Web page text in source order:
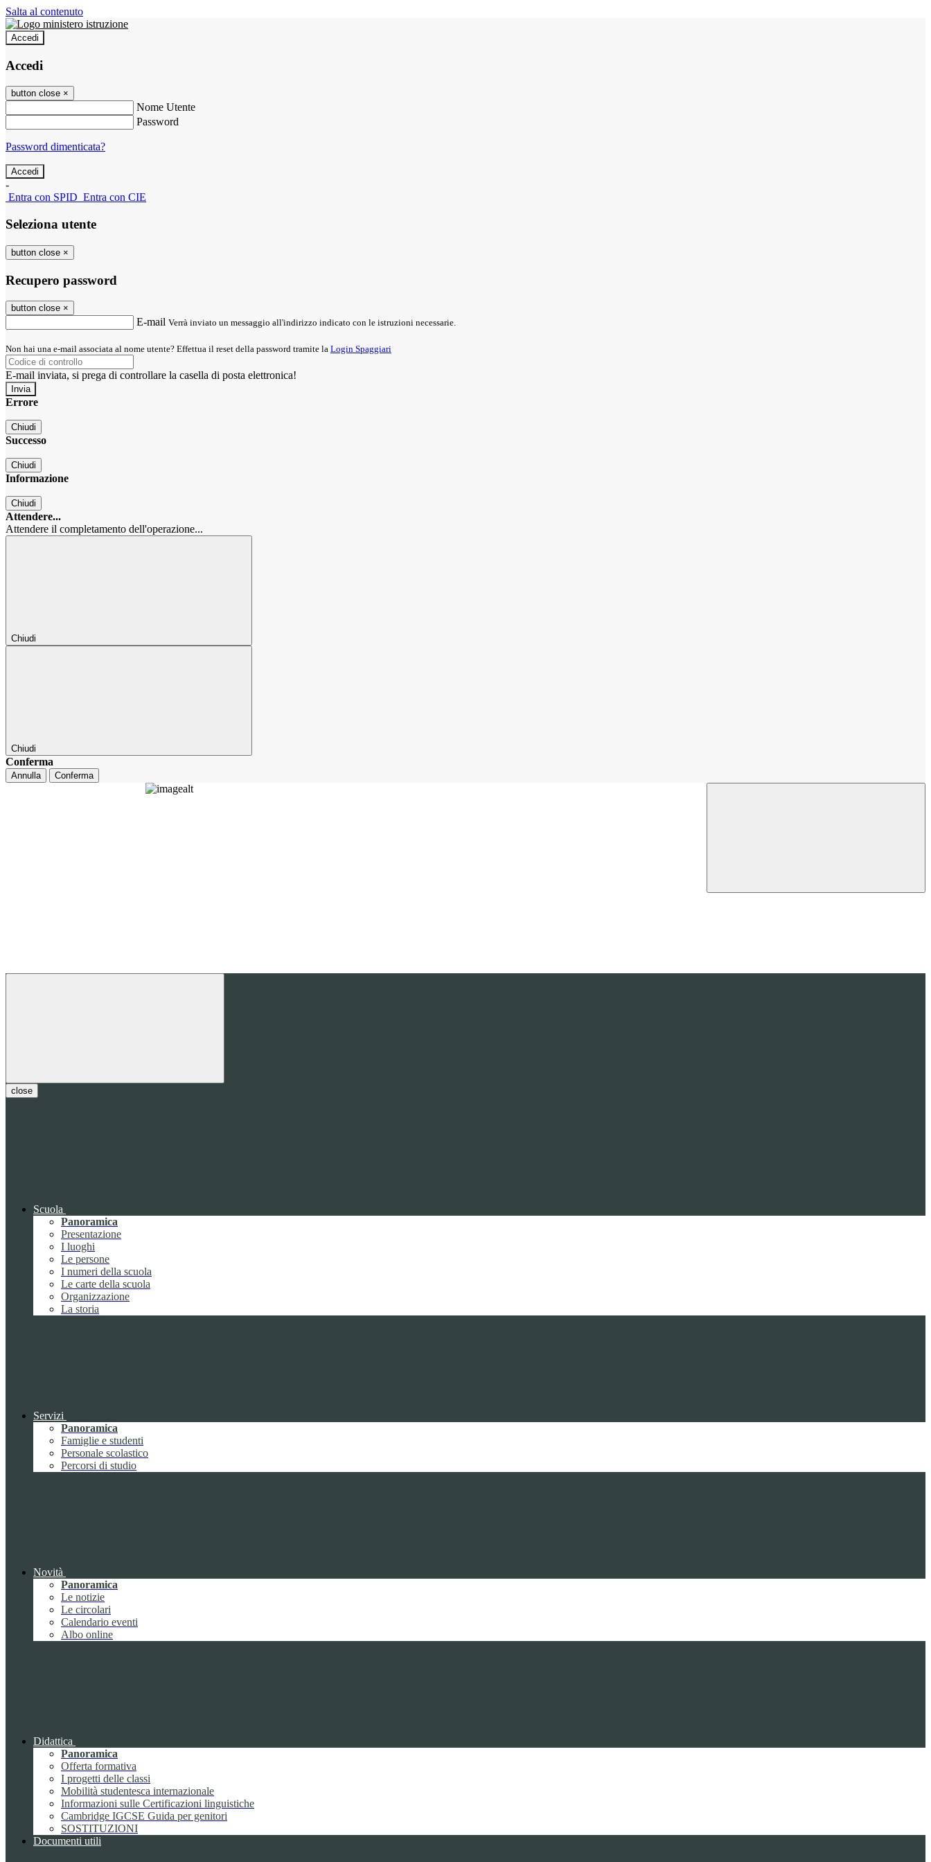
Salta al contenuto
Accedi
Accedi
button close ×
Nome Utente
Password
Password dimenticata?
-
Entra con SPID Entra con CIE
Seleziona utente
button close ×
Recupero password
button close ×
E-mail Verrà inviato un messaggio all'indirizzo indicato con le istruzioni necessarie.
Non hai una e-mail associata al nome utente? Effettua il reset della password tramite la Login Spaggiari
E-mail inviata, si prega di controllare la casella di posta elettronica!
Errore
Chiudi
Successo
Chiudi
Informazione
Chiudi
Attendere...
Attendere il completamento dell'operazione...
Chiudi
Chiudi
Conferma
Annulla Conferma
close
Scuola
Panoramica
Presentazione
I luoghi
Le persone
I numeri della scuola
Le carte della scuola
Organizzazione
La storia
Servizi
Panoramica
Famiglie e studenti
Personale scolastico
Percorsi di studio
Novità
Panoramica
Le notizie
Le circolari
Calendario eventi
Albo online
Didattica
Panoramica
Offerta formativa
I progetti delle classi
Mobilità studentesca internazionale
Informazioni sulle Certificazioni linguistiche
Cambridge IGCSE Guida per genitori
SOSTITUZIONI
Documenti utili